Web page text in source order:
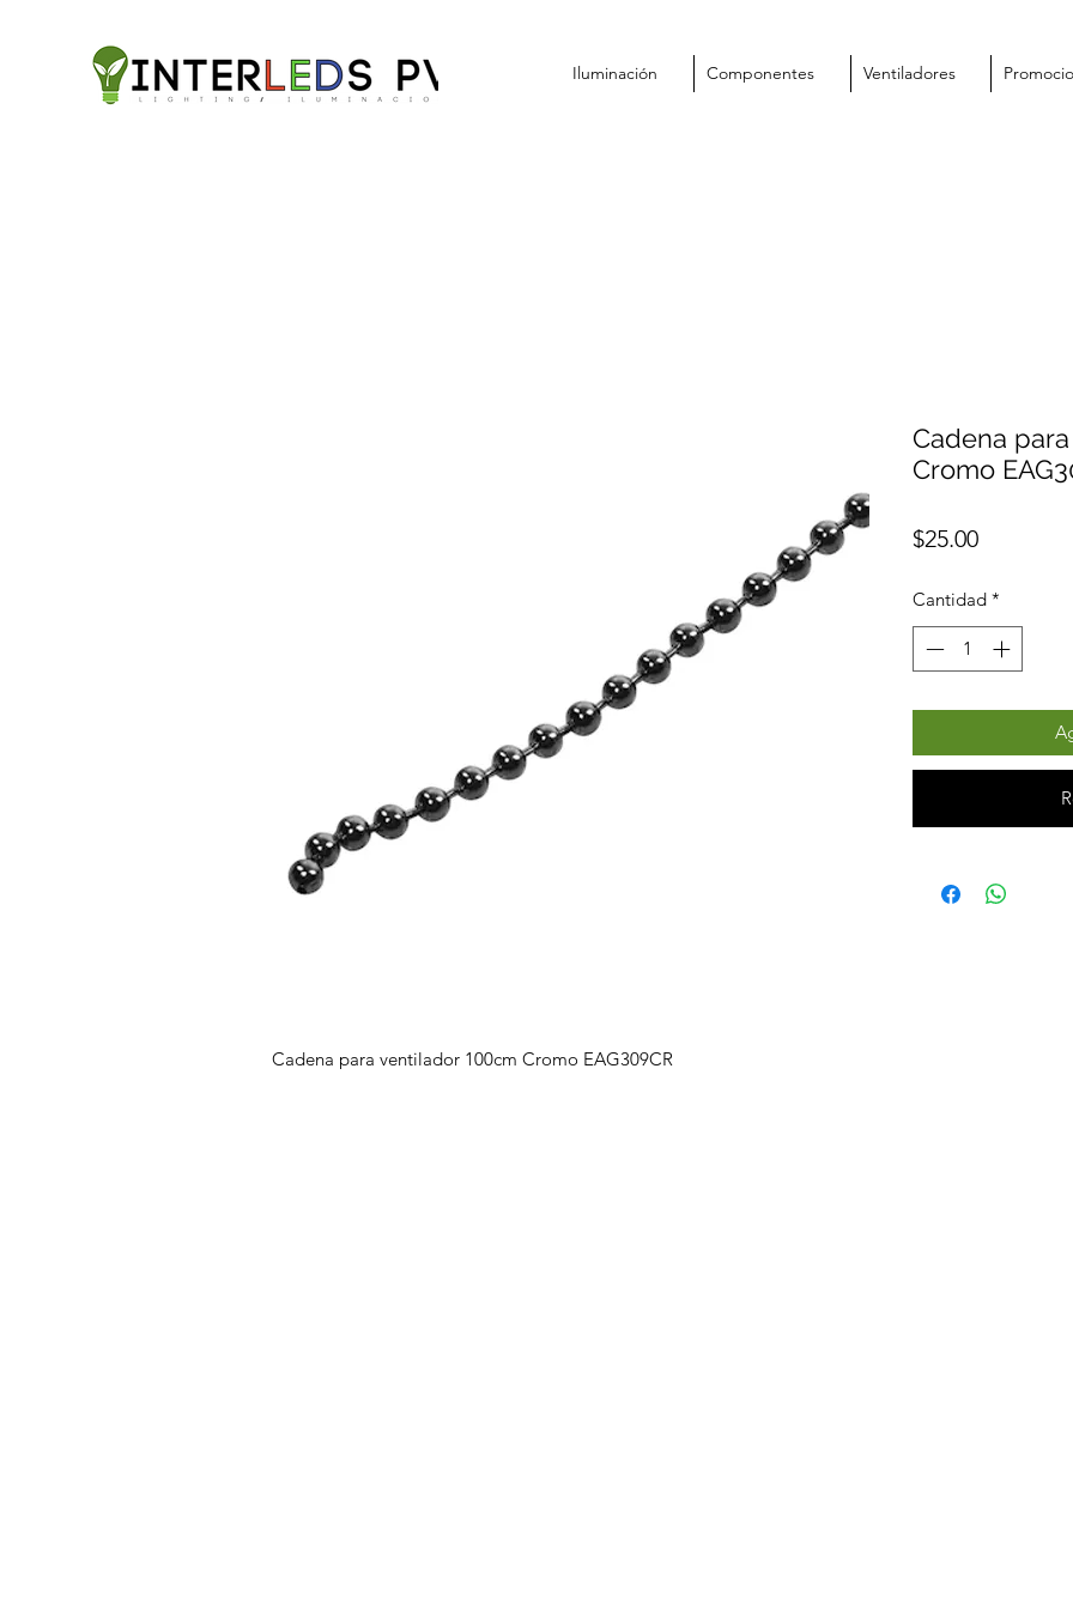
Iluminación Componentes Ventiladores
Cadena para ventilador 100cm Cromo EAG309CR
Cadena
Cromo
$25.00Precio
Cantidad *